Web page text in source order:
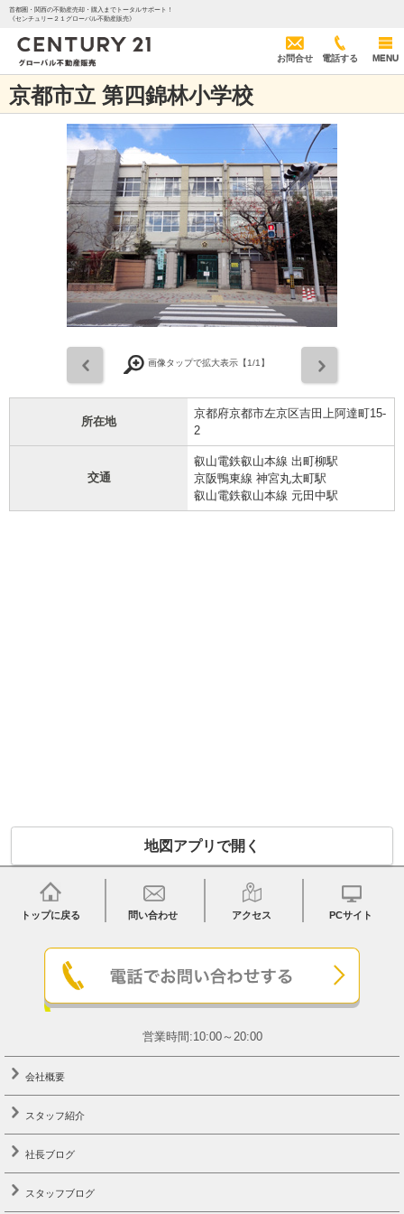
首都圏・関西の不動産売却・購入までトータルサポート！
《センチュリー２１グローバル不動産販売》
お問合せ 電話する MENU
京都市立 第四錦林小学校
画像タップで拡大表示【1/1】
所在地
京都府京都市左京区吉田上阿達町15-
2
交通
叡山電鉄叡山本線 出町柳駅
京阪鴨東線 神宮丸太町駅
叡山電鉄叡山本線 元田中駅
地図アプリで開く
トップに戻る 問い合わせ アクセス PCサイト
営業時間:10:00～20:00
会社概要
スタッフ紹介
社長ブログ
スタッフブログ